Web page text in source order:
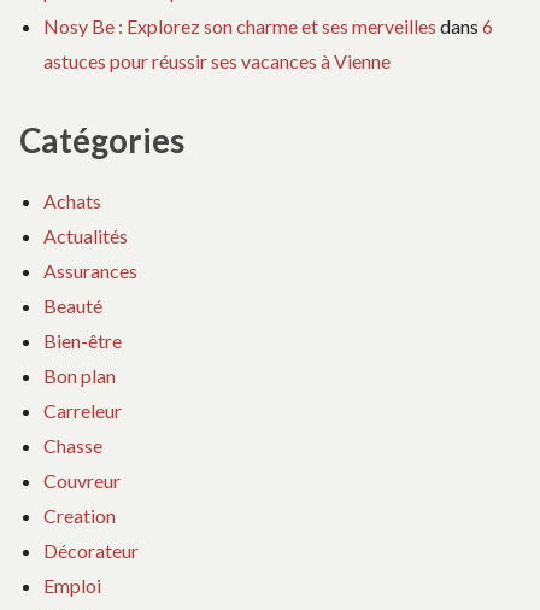
Nosy Be : Explorez son charme et ses merveilles dans 6
astuces pour réussir ses vacances à Vienne
Catégories
Achats
Actualités
Assurances
Beauté
Bien-être
Bon plan
Carreleur
Chasse
Couvreur
Creation
Décorateur
Emploi